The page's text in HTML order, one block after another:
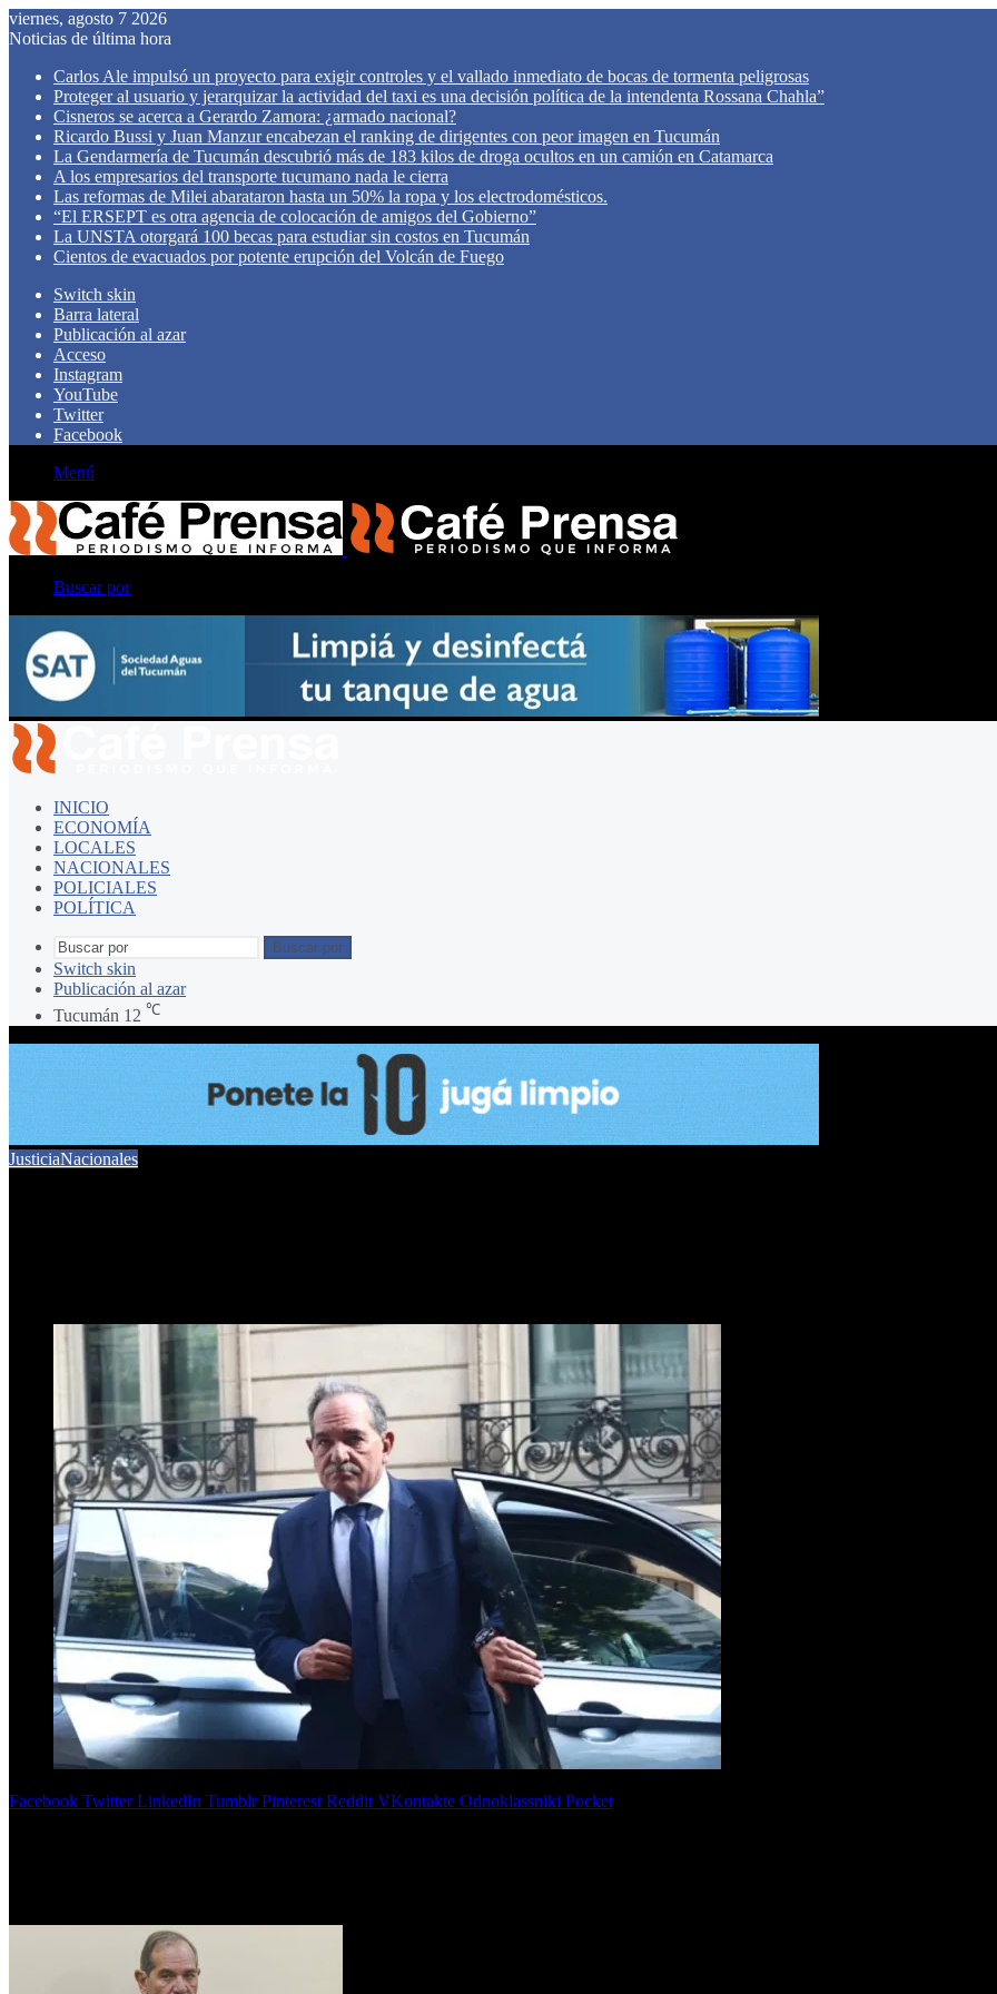
viernes, agosto 7 2026
Noticias de última hora
Carlos Ale impulsó un proyecto para exigir controles y el vallado inmediato de bocas de tormenta peligrosas
Proteger al usuario y jerarquizar la actividad del taxi es una decisión política de la intendenta Rossana Chahla”
Cisneros se acerca a Gerardo Zamora: ¿armado nacional?
Ricardo Bussi y Juan Manzur encabezan el ranking de dirigentes con peor imagen en Tucumán
La Gendarmería de Tucumán descubrió más de 183 kilos de droga ocultos en un camión en Catamarca
A los empresarios del transporte tucumano nada le cierra
Las reformas de Milei abarataron hasta un 50% la ropa y los electrodomésticos.
“El ERSEPT es otra agencia de colocación de amigos del Gobierno”
La UNSTA otorgará 100 becas para estudiar sin costos en Tucumán
Cientos de evacuados por potente erupción del Volcán de Fuego
Switch skin
Barra lateral
Publicación al azar
Acceso
Instagram
YouTube
Twitter
Facebook
Menú
Buscar por
INICIO
ECONOMÍA
LOCALES
NACIONALES
POLICIALES
POLÍTICA
Buscar por
Switch skin
Publicación al azar
Tucumán 12 ℃
JusticiaNacionales
Facebook Twitter LinkedIn Tumblr Pinterest Reddit VKontakte Odnoklassniki Pocket